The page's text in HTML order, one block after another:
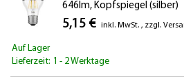
646lm, Kopfspiegel (silber)
5,15 € inkl. MwSt. , zzgl.
Auf Lager
Lieferzeit: 1 - 2 Werktage